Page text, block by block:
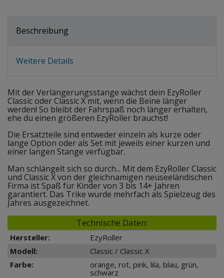
Beschreibung
Weitere Details
Mit der Verlängerungsstange wächst dein EzyRoller
Classic oder Classic X mit, wenn die Beine länger
werden! So bleibt der Fahrspaß noch länger erhalten,
ehe du einen größeren EzyRoller brauchst!
Die Ersatzteile sind entweder einzeln als kurze oder
lange Option oder als Set mit jeweils einer kurzen und
einer langen Stange verfügbar.
Man schlängelt sich so durch... Mit dem EzyRoller Classic
und Classic X von der gleichnamigen neuseeländischen
Firma ist Spaß für Kinder von 3 bis 14+ Jahren
garantiert. Das Trike wurde mehrfach als Spielzeug des
Jahres ausgezeichnet.
Technische Daten:
Hersteller:
EzyRoller
Modell:
Classic / Classic X
Farbe:
orange, rot, pink, lila, blau, grün,
schwarz